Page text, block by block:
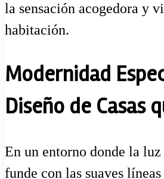
la sensación acogedora y
habitación.
Modernidad
Diseño de Casas
En un entorno donde la luz
funde con las suaves